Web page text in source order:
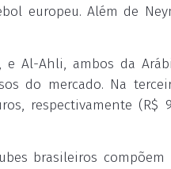
europeu. Além de
e Al-Ahli, ambos da
do mercado. Na
respectivamente
brasileiros